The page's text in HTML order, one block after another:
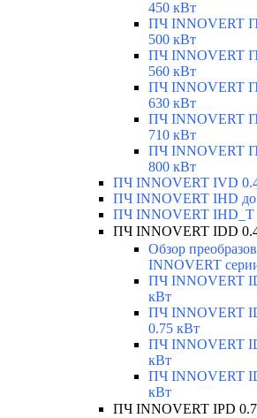
450 кВт
ПЧ INNOVERT
500 кВт
ПЧ INNOVERT
560 кВт
ПЧ INNOVERT
630 кВт
ПЧ INNOVERT
710 кВт
ПЧ INNOVERT
800 кВт
ПЧ INNOVERT IVD
ПЧ INNOVERT IHD до
ПЧ INNOVERT IHD_T
ПЧ INNOVERT IDD
Обзор
INNOVERT
ПЧ INNOVERT
кВт
ПЧ INNOVERT
0.75 кВт
ПЧ INNOVERT
кВт
ПЧ INNOVERT
кВт
ПЧ INNOVERT IPD